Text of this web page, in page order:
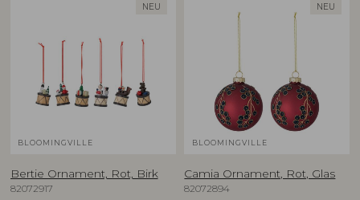
NEU
BLOOMINGVILLE
Bertie Ornament, Rot, Birk
82072917
NEU
BLOOMINGVILLE
Camia Ornament, Rot, Glas
82072894